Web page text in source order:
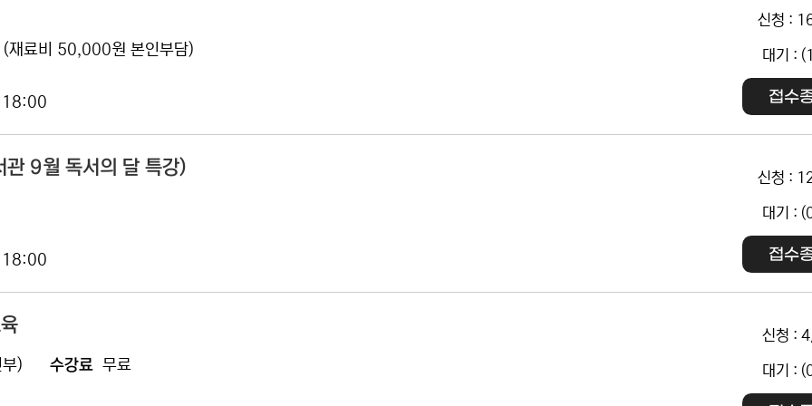
(재료비 50,000원 본인부담)
신청 :
대기 :
접수
관 9월 독서의 달 특강) 신청 :
대기 :
접수
) 수강료 무료
신청 :
대기 :